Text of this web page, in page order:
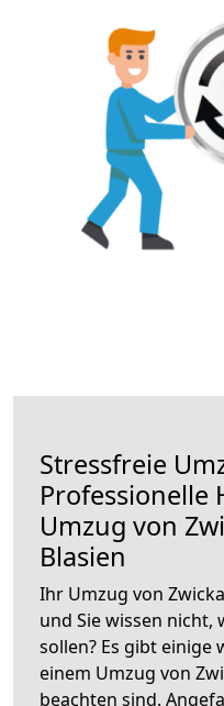
Stressfreie
Professionelle
Umzug von
Blasien
Ihr Umzug von
und Sie wissen nicht,
sollen? Es gibt einige
einem Umzug von
beachten sind.